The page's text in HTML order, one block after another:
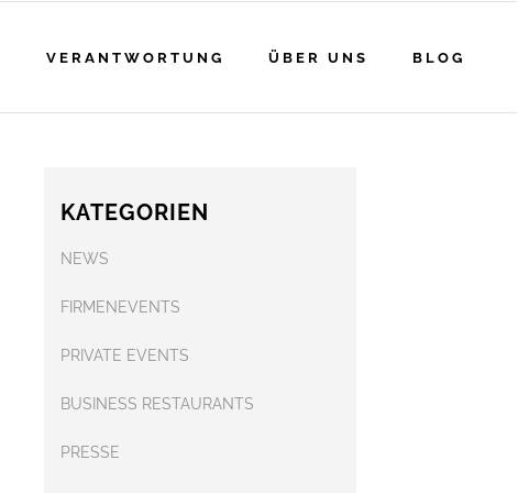
VERANTWORTUNG ÜBER UNS BLOG
KATEGORIEN
NEWS
FIRMENEVENTS
PRIVATE EVENTS
BUSINESS RESTAURANTS
PRESSE